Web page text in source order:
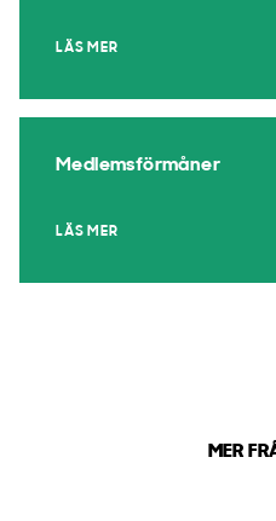
LÄS MER
Medlemsförmåner
LÄS MER
MER